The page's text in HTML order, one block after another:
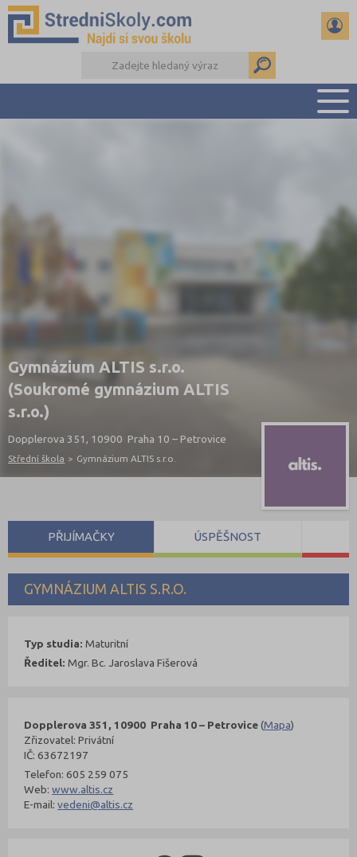
REFERÁTY A SEMINÁRKY
DALŠÍ DRUHY ŠKOL
Gymnázium ALTIS s.r.o.
(Soukromé gymnázium ALTIS
s.r.o.)
Dopplerova 351, 10900 Praha 10 – Petrovice
Střední škola > Gymnázium ALTIS s.r.o.
GYMNÁZIUM ALTIS S.R.O.
Dopplerova 351, 10900 Praha 10 – Petrovice(Mapa)
Zřizovatel: Privátní
IČ: 63672197
Telefon: 605 259 075
Web:www.altis.cz
E-mail:vedeni@altis.cz
Typ studia: Maturitní
Ředitel: Mgr. Bc. Jaroslava Fišerová
PŘIJÍMAČKY ÚSPĚŠNOST